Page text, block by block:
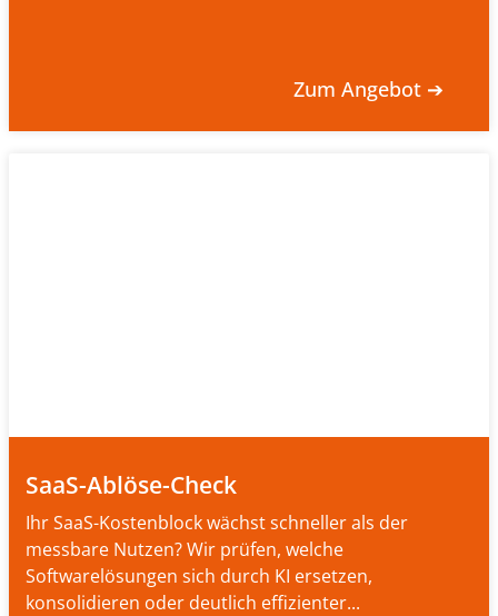
Zum Angebot ➔
SaaS-Ablöse-Check
Ihr SaaS-Kostenblock wächst schneller als der
messbare Nutzen? Wir prüfen, welche
Softwarelösungen sich durch KI ersetzen,
konsolidieren oder deutlich effizienter...